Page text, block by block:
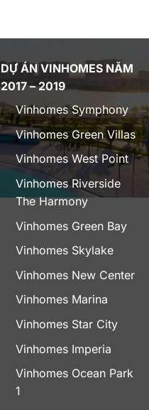
DỰ ÁN VINHOMES NĂM
2017 – 2019
Vinhomes Symphony
Vinhomes Green Villas
Vinhomes West Point
Vinhomes Riverside
The Harmony
Vinhomes Green Bay
Vinhomes Skylake
Vinhomes New Center
Vinhomes Marina
Vinhomes Star City
Vinhomes Imperia
Vinhomes Ocean Park
1